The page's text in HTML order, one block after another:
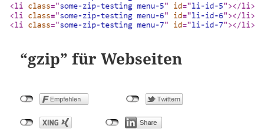
“gzip” für Webseiten